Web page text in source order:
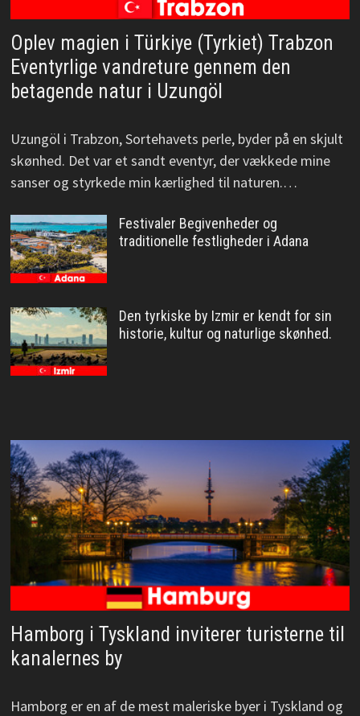
Oplev magien i Türkiye (Tyrkiet) Trabzon
Eventyrlige vandreture gennem den
betagende natur i Uzungöl
Uzungöl i Trabzon, Sortehavets perle, byder på en skjult
skønhed. Det var et sandt eventyr, der vækkede mine
sanser og styrkede min kærlighed til naturen.…
Festivaler Begivenheder og
traditionelle festligheder i Adana
Den tyrkiske by Izmir er kendt for sin
historie, kultur og naturlige skønhed.
Hamborg i Tyskland inviterer turisterne til
kanalernes by
Hamborg er en af de mest maleriske byer i Tyskland og